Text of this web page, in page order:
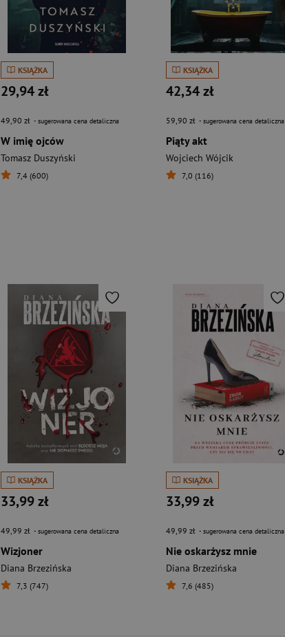
KSIĄŻKA
29,94 zł
49,90 zł - sugerowana cena detaliczna
W imię ojców
Tomasz Duszyński
7,4 (600)
KSIĄŻKA
42,34 zł
59,90 zł - sugerowana cena detaliczna
Piąty akt
Wojciech Wójcik
7,0 (116)
KSIĄŻKA
33,99 zł
49,99 zł - sugerowana cena detaliczna
Wizjoner
Diana Brzezińska
7,3 (747)
KSIĄŻKA
33,99 zł
49,99 zł - sugerowana cena detaliczna
Nie oskarżysz mnie
Diana Brzezińska
7,6 (485)